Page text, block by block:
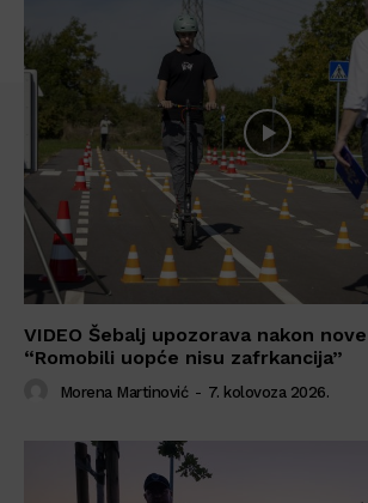
VIDEO Šebalj upozorava nakon
“Romobili uopće nisu zafrkancija”
Morena Martinović - 7. kolovoza 2026.